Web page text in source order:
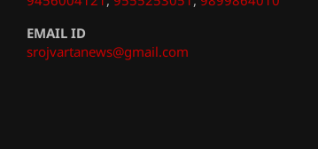
EMAIL ID
srojvartanews@gmail.com